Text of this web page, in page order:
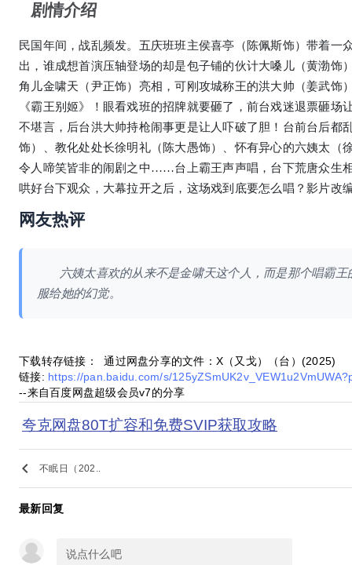
剧情介绍
民国年间，战乱频发。五庆班班主侯喜亭（陈佩斯饰）带着一
出，谁成想首演压轴登场的却是包子铺的伙计大嗓儿（黄渤饰
角儿金啸天（尹正饰）亮相，可刚攻城称王的洪大帅（姜武饰
《霸王别姬》！眼看戏班的招牌就要砸了，前台戏迷退票砸场
不堪言，后台洪大帅持枪闹事更是让人吓破了胆！台前台后都
饰）、教化处处长徐明礼（陈大愚饰）、怀有异心的六姨太（
令人啼笑皆非的闹剧之中……台上霸王声声唱，台下荒唐众生
哄好台下观众，大幕拉开之后，这场戏到底要怎么唱？影片改
网友热评
六姨太喜欢的从来不是金啸天这个人，而是那个唱霸
服给她的幻觉。
下载转存链接： 通过网盘分享的文件：X（又戈）（台）(2025)
链接: https://pan.baidu.com/s/
--来自百度网盘超级会员v7的分享
夸克网盘80T扩容和免费SVIP获取攻略
keyboard_arrow_left 不眠日（202..
最新回复